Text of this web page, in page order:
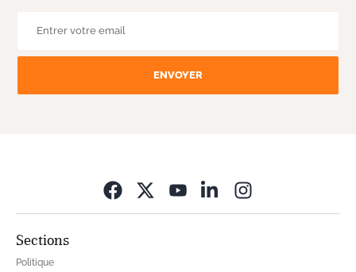
ENVOYER
Sections
Politique